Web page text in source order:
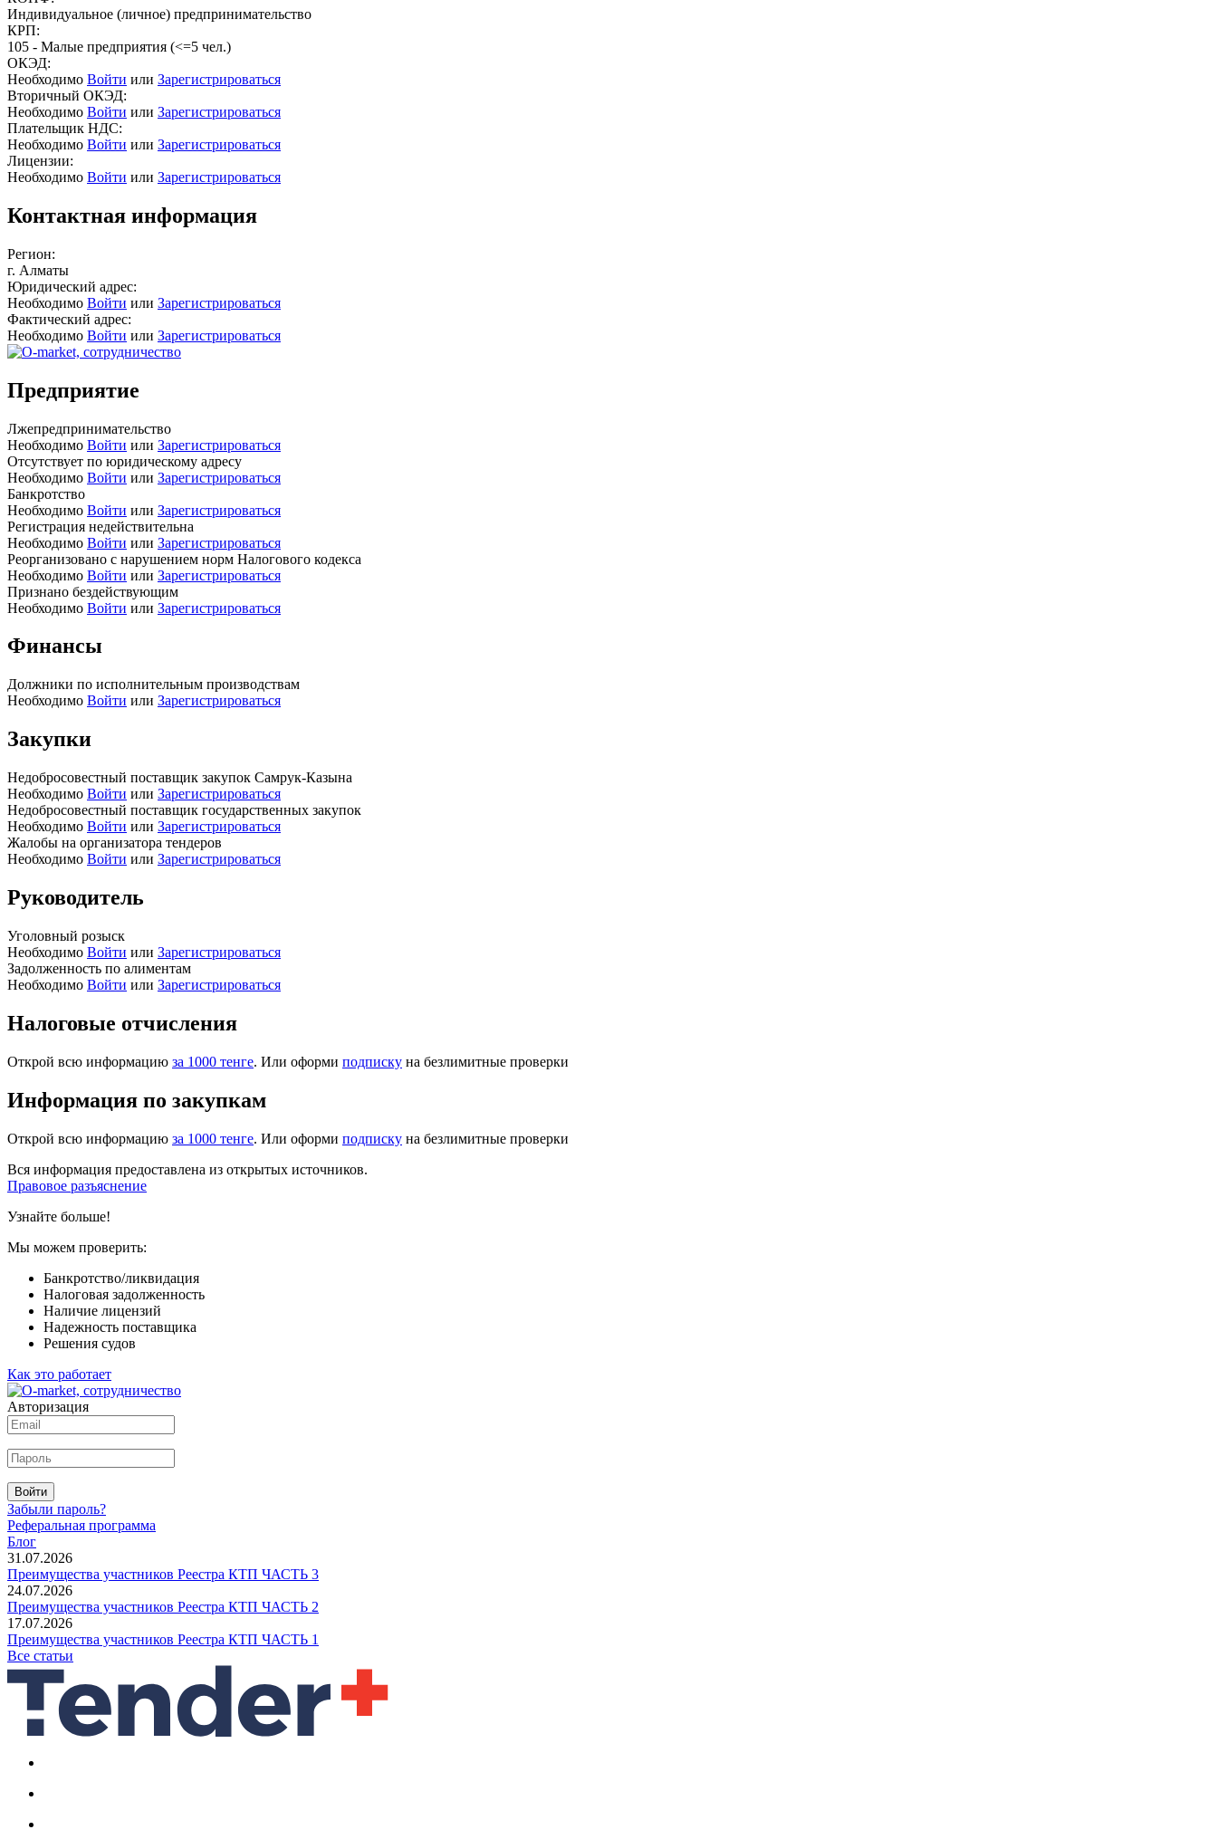
Индивидуальное (личное) предпринимательство
КРП:
105 - Малые предприятия (<=5 чел.)
ОКЭД:
Необходимо Войти или Зарегистрироваться
Вторичный ОКЭД:
Необходимо Войти или Зарегистрироваться
Плательщик НДС:
Необходимо Войти или Зарегистрироваться
Лицензии:
Необходимо Войти или Зарегистрироваться
Контактная информация
Регион:
г. Алматы
Юридический адрес:
Необходимо Войти или Зарегистрироваться
Фактический адрес:
Необходимо Войти или Зарегистрироваться
Предприятие
Лжепредпринимательство
Необходимо Войти или Зарегистрироваться
Отсутствует по юридическому адресу
Необходимо Войти или Зарегистрироваться
Банкротство
Необходимо Войти или Зарегистрироваться
Регистрация недействительна
Необходимо Войти или Зарегистрироваться
Реорганизовано с нарушением норм Налогового кодекса
Необходимо Войти или Зарегистрироваться
Признано бездействующим
Необходимо Войти или Зарегистрироваться
Финансы
Должники по исполнительным производствам
Необходимо Войти или Зарегистрироваться
Закупки
Недобросовестный поставщик закупок Самрук-Казына
Необходимо Войти или Зарегистрироваться
Недобросовестный поставщик государственных закупок
Необходимо Войти или Зарегистрироваться
Жалобы на организатора тендеров
Необходимо Войти или Зарегистрироваться
Руководитель
Уголовный розыск
Необходимо Войти или Зарегистрироваться
Задолженность по алиментам
Необходимо Войти или Зарегистрироваться
Налоговые отчисления
Открой всю информацию за 1000 тенге. Или оформи подписку на безлимитные проверки
Информация по закупкам
Открой всю информацию за 1000 тенге. Или оформи подписку на безлимитные проверки
Вся информация предоставлена из открытых источников.
Правовое разъяснение
Узнайте больше!
Мы можем проверить:
Банкротство/ликвидация
Налоговая задолженность
Наличие лицензий
Надежность поставщика
Решения судов
Как это работает
Авторизация
Войти
Забыли пароль?
Реферальная программа
Блог
31.07.2026
Преимущества участников Реестра КТП ЧАСТЬ 3
24.07.2026
Преимущества участников Реестра КТП ЧАСТЬ 2
17.07.2026
Преимущества участников Реестра КТП ЧАСТЬ 1
Все статьи